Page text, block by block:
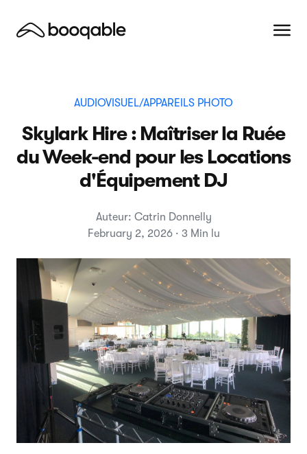
AUDIOVISUEL/APPAREILS PHOTO
Skylark Hire : Maîtriser la Ruée
du Week-end pour les Locations
d'Équipement DJ
Auteur: Catrin Donnelly
February 2, 2026 · 3 Min lu